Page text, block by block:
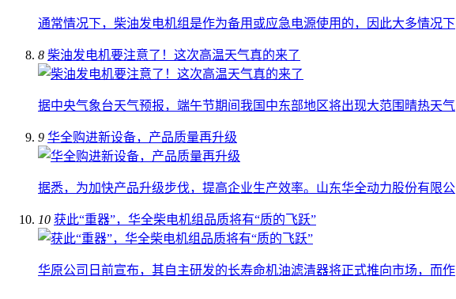
通常情况下，柴油发电机组是作为备用或应急电源使用的，因此大多情况下
8 柴油发电机要注意了！这次高温天气真的来了
据中央气象台天气预报，端午节期间我国中东部地区将出现大范围晴热天气
9 华全购进新设备，产品质量再升级
据悉，为加快产品升级步伐，提高企业生产效率。山东华全动力股份有限公
10 获此“重器”，华全柴电机组品质将有“质的飞跃”
华原公司日前宣布，其自主研发的长寿命机油滤清器将正式推向市场，而作